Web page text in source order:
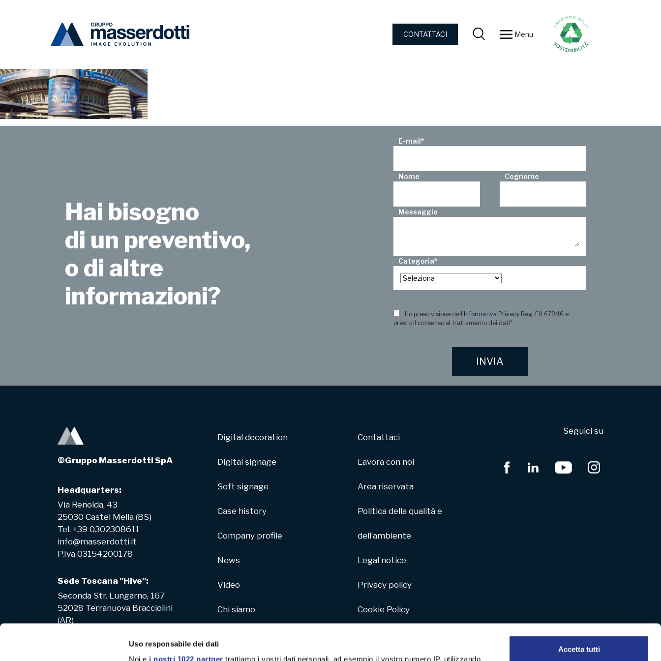
Uso responsabile dei dati
Noi e i nostri 1022 partner trattiamo i vostri dati personali, ad esempio il vostro numero IP, utilizzando
Accetta tutti
CONTATTACI Menu
Hai bisogno
di un preventivo,
o di altre
informazioni?
E-mail*
Nome Cognome
Messaggio
Categoria*
Ho preso visione dell 'Informativa PrivacyReg. EU 679/16 e
presto il consenso al trattamento dei dati*
©Gruppo Masserdotti SpA
Headquarters:
Via Renolda, 43
25030 Castel Mella (BS)
Tel. +39 0302308611
info@masserdotti.it
P.Iva 03154200178
Sede Toscana "Hive":
Seconda Str. Lungarno, 167
52028 Terranuova Bracciolini
(AR)
Digital decoration
Digital signage
Soft signage
Case history
Company profile
News
Video
Chi siamo
Hive
Contattaci
Lavora con noi
Area riservata
Politica della qualità e
dell’ambiente
Legal notice
Privacy policy
Cookie Policy
Seguici su